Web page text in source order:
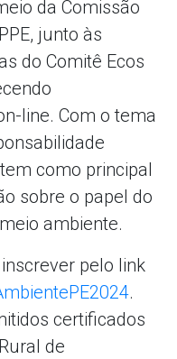
da Comissão
junto às
do Comitê Ecos
line. Com o tema
como principal
sobre o papel do
ambiente.
pelo link
.
certificados
de